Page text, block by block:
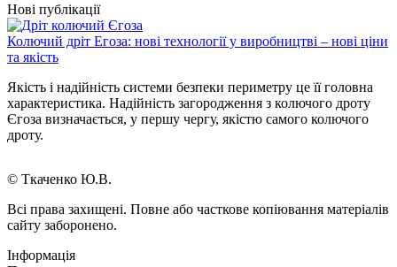
Нові публікації
Колючий дріт Егоза: нові технології у виробництві – нові ціни
та якість
Якість і надійність системи безпеки периметру це її головна
характеристика. Надійність загородження з колючого дроту
Єгоза визначається, у першу чергу, якістю самого колючого
дроту.
© Ткаченко Ю.В.
Всі права захищені. Повне або часткове копіювання матеріалів
сайту заборонено.
Інформація